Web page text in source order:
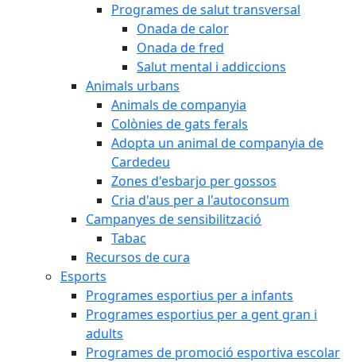
Programes de salut transversal
Onada de calor
Onada de fred
Salut mental i addiccions
Animals urbans
Animals de companyia
Colònies de gats ferals
Adopta un animal de companyia de
Cardedeu
Zones d'esbarjo per gossos
Cria d'aus per a l'autoconsum
Campanyes de sensibilització
Tabac
Recursos de cura
Esports
Programes esportius per a infants
Programes esportius per a gent gran i
adults
Programes de promoció esportiva escolar